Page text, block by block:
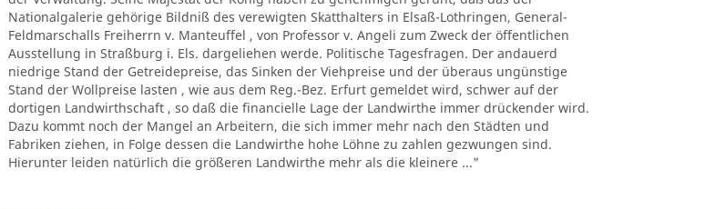
Nationalgalerie gehörige Bildniß des verewigten Skatthalters in Elsaß-Lothringen, General-
Feldmarschalls Freiherrn v. Manteuffel , von Professor v. Angeli zum Zweck der öffentlichen
Ausstellung in Straßburg i. Els. dargeliehen werde. Politische Tagesfragen. Der andauerd
niedrige Stand der Getreidepreise, das Sinken der Viehpreise und der überaus ungünstige
Stand der Wollpreise lasten , wie aus dem Reg.-Bez. Erfurt gemeldet wird, schwer auf der
dortigen Landwirthschaft , so daß die financielle Lage der Landwirthe immer drückender wird.
Dazu kommt noch der Mangel an Arbeitern, die sich immer mehr nach den Städten und
Fabriken ziehen, in Folge dessen die Landwirthe hohe Löhne zu zahlen gezwungen sind.
Hierunter leiden natürlich die größeren Landwirthe mehr als die kleinere ..."